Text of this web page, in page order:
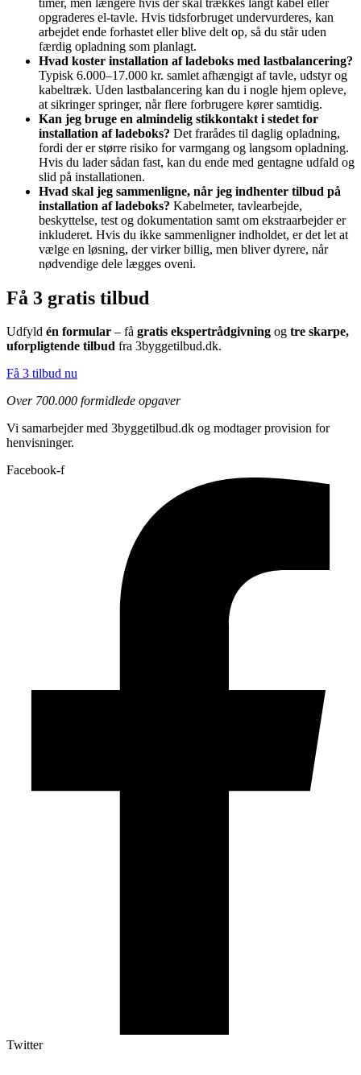
opgraderes el-tavle. Hvis tidsforbruget undervurderes, kan
arbejdet ende forhastet eller blive delt op, så du står uden
færdig opladning som planlagt.
Hvad koster installation af ladeboks med lastbalancering?
Typisk 6.000–17.000 kr. samlet afhængigt af tavle, udstyr og
kabeltræk. Uden lastbalancering kan du i nogle hjem opleve,
at sikringer springer, når flere forbrugere kører samtidig.
Kan jeg bruge en almindelig stikkontakt i stedet for
installation af ladeboks? Det frarådes til daglig opladning,
fordi der er større risiko for varmgang og langsom opladning.
Hvis du lader sådan fast, kan du ende med gentagne udfald og
slid på installationen.
Hvad skal jeg sammenligne, når jeg indhenter tilbud på
installation af ladeboks? Kabelmeter, tavlearbejde,
beskyttelse, test og dokumentation samt om ekstraarbejder er
inkluderet. Hvis du ikke sammenligner indholdet, er det let at
vælge en løsning, der virker billig, men bliver dyrere, når
nødvendige dele lægges oveni.
Få 3 gratis tilbud
Udfyld én formular – få gratis ekspertrådgivning og tre skarpe,
uforpligtende tilbud fra 3byggetilbud.dk.
Få 3 tilbud nu
Over 700.000 formidlede opgaver
Vi samarbejder med 3byggetilbud.dk og modtager provision for
henvisninger.
Facebook-f
Twitter